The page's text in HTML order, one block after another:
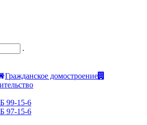
.
Гражданское домостроение
99-15-6
97-15-6